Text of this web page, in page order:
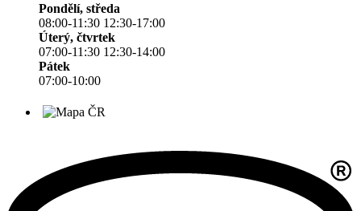
Pondělí, středa
08:00-11:30 12:30-17:00
Úterý, čtvrtek
07:00-11:30 12:30-14:00
Pátek
07:00-10:00